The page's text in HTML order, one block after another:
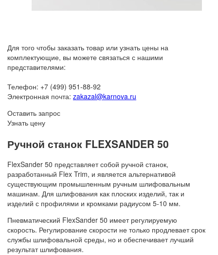
Для того чтобы заказать товар или узнать цены на
комплектующие, вы можете связаться с нашими
представителями:
Телефон: +7 (499) 951-88-92
Электронная почта: zakazal@karnova.ru
Оставить запрос
Узнать цену
Ручной станок FLEXSANDER 50
FlexSander 50 представляет собой ручной станок,
разработанный Flex Trim, и является альтернативой
существующим промышленным ручным шлифовальным
машинам. Для шлифования как плоских изделий, так и
изделий с профилями и кромками радиусом 5-10 мм.
Пневматический FlexSander 50 имеет регулируемую
скорость. Регулирование скорости не только продлевает срок
службы шлифовальной среды, но и обеспечивает лучший
результат шлифования.